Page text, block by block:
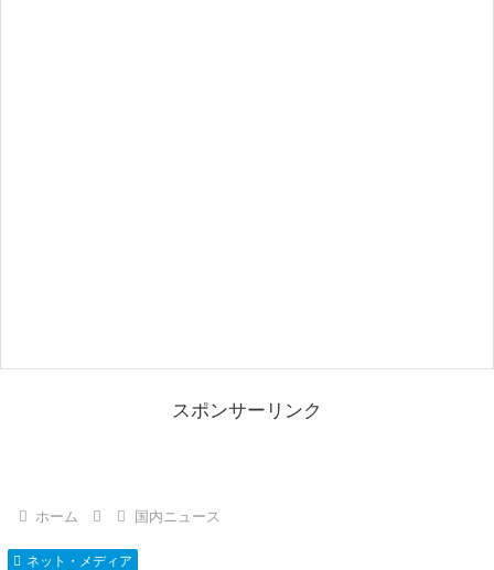
スポンサーリンク
ホーム 国内ニュース
ネット・メディア